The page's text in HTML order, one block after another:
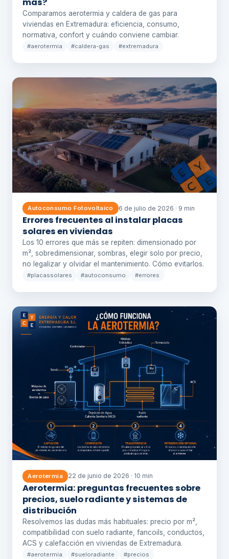
Comparamos aerotermia y caldera de gas para
viviendas en Extremadura: eficiencia, consumo,
normativa, confort y cuándo conviene cambiar.
#aerotermia #caldera-gas #extremadura
Autoconsumo Fotovoltaico 6 de julio de 2026 · 9 min
Errores frecuentes al instalar placas
solares en viviendas
Los 10 errores que más se repiten: dimensionado por
m², sobredimensionar, sombras, elegir solo por precio,
no legalizar y olvidar el mantenimiento. Cómo evitarlos.
#placassolares #autoconsumo #errores
Aerotermia 22 de junio de 2026 · 10 min
Aerotermia: preguntas frecuentes sobre
precios, suelo radiante y sistemas de
distribución
Resolvemos las dudas más habituales: precio por m²,
compatibilidad con suelo radiante, fancoils, conductos,
ACS y calefacción en viviendas de Extremadura.
#aerotermia #sueloradiante #precios